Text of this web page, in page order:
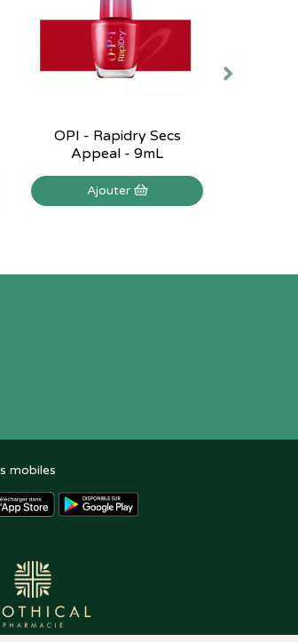
OPI - Rapidry Secs
Appeal - 9mL
Ajouter
mobiles